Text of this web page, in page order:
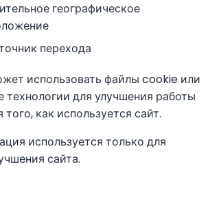
географическое
перехода
использовать файлы cookie или
технологии для улучшения работы
как используется сайт.
используется только для
сайта.